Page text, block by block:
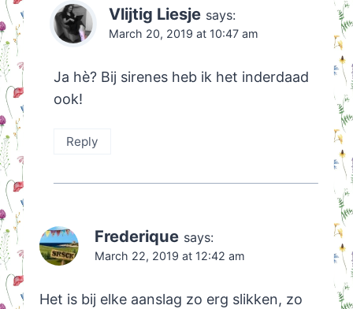
Vlijtig Liesje says:
March 20, 2019 at 10:47 am
Ja hè? Bij sirenes heb ik het inderdaad
ook!
Reply
Frederique says:
March 22, 2019 at 12:42 am
Het is bij elke aanslag zo erg slikken, zo